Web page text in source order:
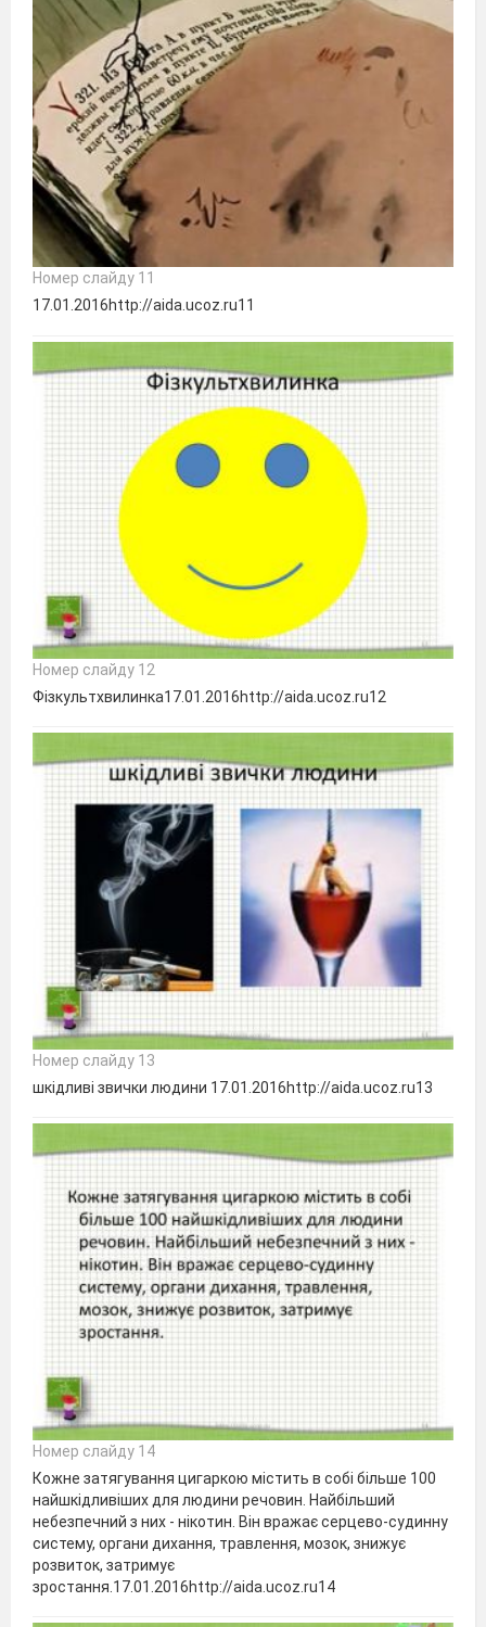
Номер слайду 11
17.01.2016http://aida.ucoz.ru11
Номер слайду 12
Фізкультхвилинка17.01.2016http://aida.ucoz.ru12
Номер слайду 13
шкідливі звички людини 17.01.2016http://aida.ucoz.ru13
Номер слайду 14
Кожне затягування цигаркою містить в собі більше 100
найшкідливіших для людини речовин. Найбільший
небезпечний з них - нікотин. Він вражає серцево-судинну
систему, органи дихання, травлення, мозок, знижує
розвиток, затримує
зростання.17.01.2016http://aida.ucoz.ru14